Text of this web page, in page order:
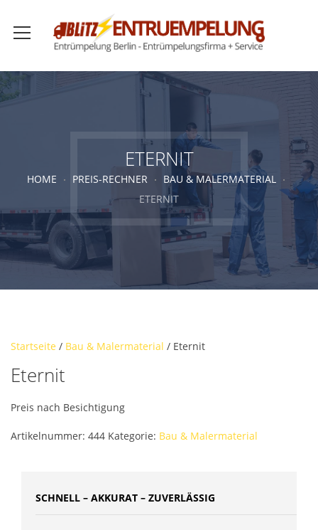
ETERNIT
HOME PREIS-RECHNER
BAU & MALERMATERIAL
ETERNIT
Startseite / Bau & Malermaterial / Eternit
Eternit
Preis nach Besichtigung
Artikelnummer: 444 Kategorie: Bau & Malermaterial
SCHNELL – AKKURAT – ZUVERLÄSSIG